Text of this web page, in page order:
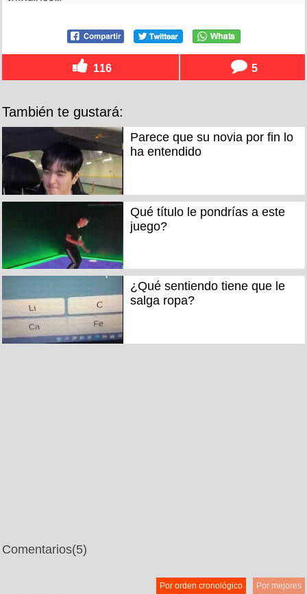
116 5
También te gustará:
Parece que su novia por fin lo
ha entendido
Qué título le pondrías a este
juego?
¿Qué sentiendo tiene que le
salga ropa?
Comentarios(5)
Por mejores
Por orden cronológico